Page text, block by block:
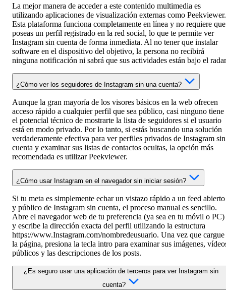
La mejor manera de acceder a este contenido multimedia es
utilizando aplicaciones de visualización externas como Peekviewer.
Esta plataforma funciona completamente en línea y no requiere que
poseas un perfil registrado en la red social, lo que te permite ver
Instagram sin cuenta de forma inmediata. Al no tener que instalar
software en el dispositivo del objetivo, la persona no recibirá
ninguna notificación ni sabrá que sus actividades están bajo el
¿Cómo ver los seguidores de Instagram sin una cuenta?
Aunque la gran mayoría de los visores básicos en la web ofrecen
acceso rápido a cualquier perfil que sea público, casi ninguno tiene
el potencial técnico de mostrarte la lista de seguidores si el usuario
está en modo privado. Por lo tanto, si estás buscando una solución
verdaderamente efectiva para ver perfiles privados de Instagram sin
cuenta y examinar sus listas de contactos ocultas, la opción más
recomendada es utilizar Peekviewer.
¿Cómo usar Instagram en el navegador sin iniciar sesión?
Si tu meta es simplemente echar un vistazo rápido a un feed abierto
y público de Instagram sin cuenta, el proceso manual es sencillo.
Abre el navegador web de tu preferencia (ya sea en tu móvil o PC)
y escribe la dirección exacta del perfil utilizando la estructura
https://www.Instagram.com/nombredeusuario. Una vez que cargue
la página, presiona la tecla intro para examinar sus imágenes,
públicos y las descripciones de los posts.
¿Es seguro usar una aplicación de terceros para ver Instagram sin
cuenta?